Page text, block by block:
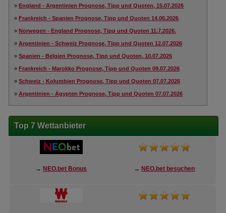
»England - Argentinien Prognose, Tipp und Quoten, 15.07.2026
»Frankreich - Spanien Prognose, Tipp und Quoten 14.06.2026
»Norwegen - England Prognose, Tipp und Quoten 11.7.2026.
»Argentinien - Schweiz Prognose, Tipp und Quoten 12.07.2026
»Spanien - Belgien Prognose, Tipp und Quoten, 10.07.2026
»Frankreich - Marokko Prognose, Tipp und Quoten 09.07.2026
»Schweiz - Kolumbien Prognose, Tipp und Quoten 07.07.2026
»Argentinien - Ägypten Prognose, Tipp und Quoten 07.07.2026
Top 7 Wettanbieter
→ NEO.bet Bonus → NEO.bet besuchen